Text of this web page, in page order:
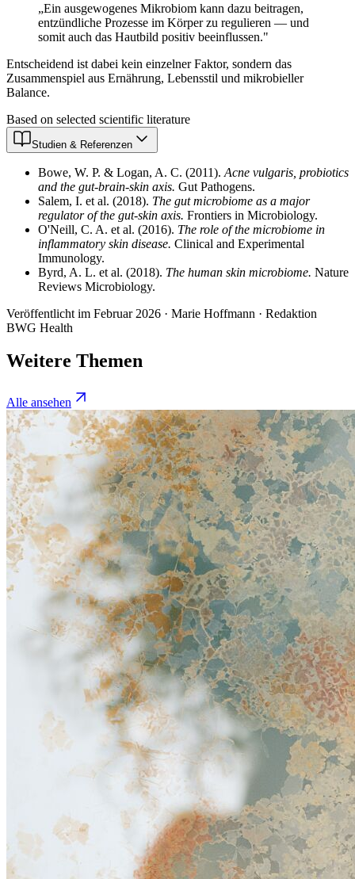
„Ein ausgewogenes Mikrobiom kann dazu beitragen,
entzündliche Prozesse im Körper zu regulieren — und
somit auch das Hautbild positiv beeinflussen."
Entscheidend ist dabei kein einzelner Faktor, sondern das
Zusammenspiel aus Ernährung, Lebensstil und mikrobieller
Balance.
Based on selected scientific literature
Studien & Referenzen
Bowe, W. P. & Logan, A. C. (2011). Acne vulgaris, probiotics
and the gut-brain-skin axis. Gut Pathogens.
Salem, I. et al. (2018). The gut microbiome as a major
regulator of the gut-skin axis. Frontiers in Microbiology.
O'Neill, C. A. et al. (2016). The role of the microbiome in
inflammatory skin disease. Clinical and Experimental
Immunology.
Byrd, A. L. et al. (2018). The human skin microbiome. Nature
Reviews Microbiology.
Veröffentlicht im Februar 2026 · Marie Hoffmann · Redaktion
BWG Health
Weitere Themen
Alle ansehen